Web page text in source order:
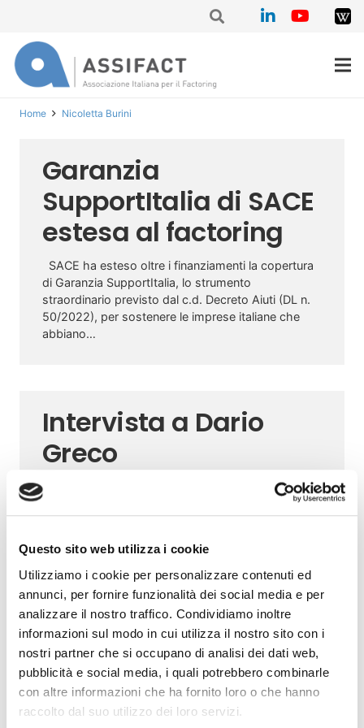
Questo sito web utilizza i cookie
Utilizziamo i cookie per personalizzare contenuti ed
annunci, per fornire funzionalità dei social media e per
analizzare il nostro traffico. Condividiamo inoltre
informazioni sul modo in cui utilizza il nostro sito con i
nostri partner che si occupano di analisi dei dati web,
pubblicità e social media, i quali potrebbero combinarle
con altre informazioni che ha fornito loro o che hanno
raccolto dal suo utilizzo dei loro servizi.
Home Nicoletta Burini
Garanzia
SupportItalia di SACE
estesa al factoring
SACE ha esteso oltre i finanziamenti la copertura
di Garanzia SupportItalia, lo strumento
straordinario previsto dal c.d. Decreto Aiuti (DL n.
50/2022), per sostenere le imprese italiane che
abbiano…
Intervista a Dario
Greco
Nel corso dell’Assemblea annuale di Assifact,
abbiamo raccolto le opinioni di alcuni protagonisti
del factoring italiano. Le pressioni derivanti dalla
non privo…
Intervista a Diego
Tavecchia
Nel corso dell’Assemblea annuale di Assifact,